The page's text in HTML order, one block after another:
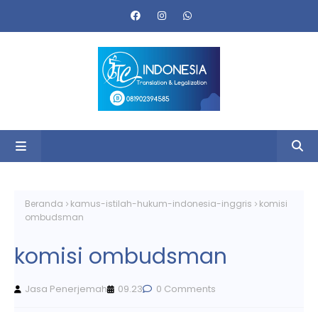
Beranda kamus-istilah-hukum-indonesia-inggris
komisi
ombudsman
komisi ombudsman
Jasa Penerjemah 09.23 0 Comments